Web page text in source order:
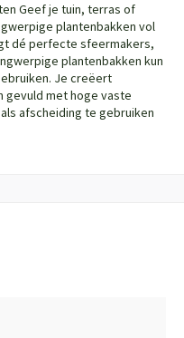
Geef je tuin, terras of
plantenbakken vol
dé perfecte sfeermakers,
plantenbakken kun
Je creëert
gevuld met hoge vaste
afscheiding te gebruiken